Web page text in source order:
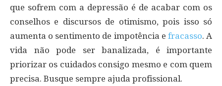
que sofrem com a depressão é de acabar com os
conselhos e discursos de otimismo, pois isso só
aumenta o sentimento de impotência e fracasso. A
vida não pode ser banalizada, é importante
priorizar os cuidados consigo mesmo e com quem
precisa. Busque sempre ajuda profissional.